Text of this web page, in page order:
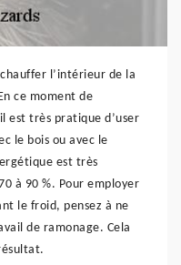
l’intérieur de la
ce moment de
est très pratique d’user
le bois ou avec le
est très
à 90 %. Pour employer
le froid, pensez à ne
de ramonage. Cela